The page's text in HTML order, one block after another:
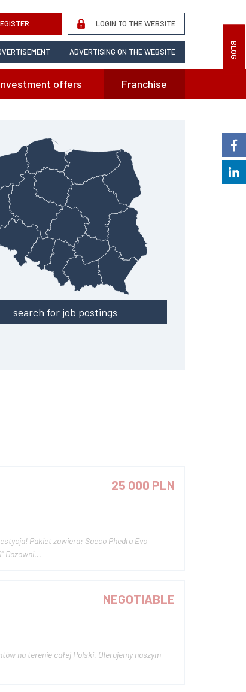
BLOG
LOGIN TO THE WEBSITE
ADVERTISING ON THE WEBSITE
offers Franchise
search for job postings
25 000 PLN
Evo
Dozowni...
NEGOTIABLE